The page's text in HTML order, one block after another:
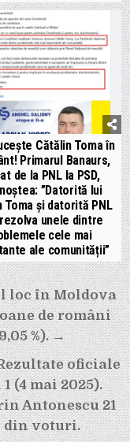
Cătălin Toma în
Primarul Banaurs,
de la PNL la PSD,
”Datorită lui
Toma și datorită PNL
unele dintre
cele mai
ale comunității”
loc în Moldova
de români
%). →
oficiale
(4 mai 2025).
Antonescu 21
din voturi.